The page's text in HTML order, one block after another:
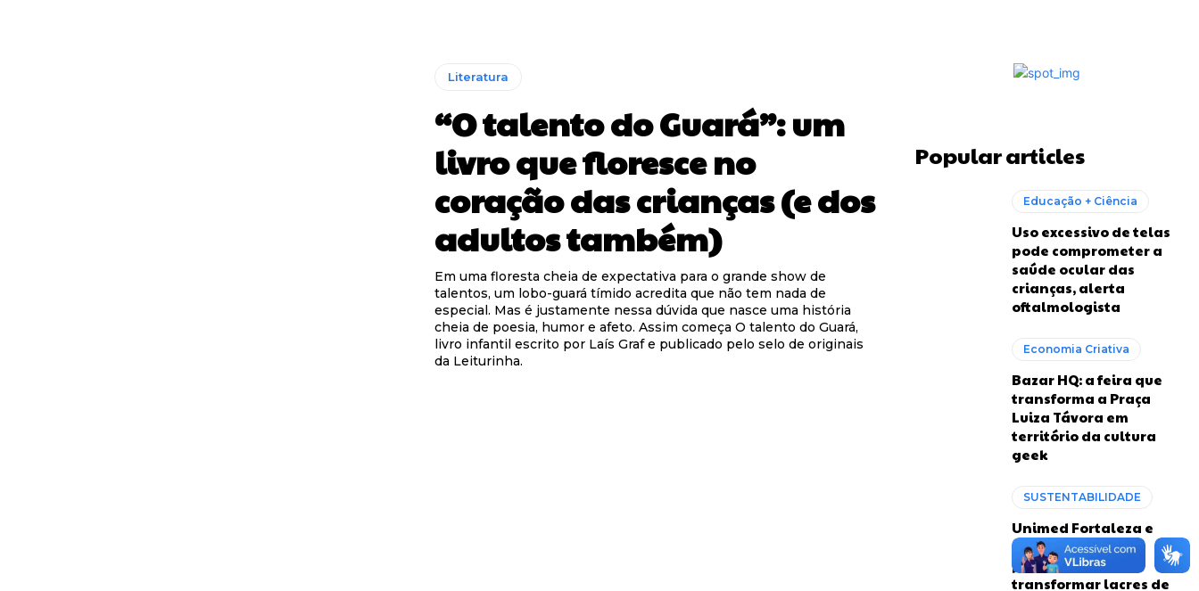
Literatura
“O talento do Guará”: um
livro que floresce no
coração das crianças (e dos
adultos também)
Em uma floresta cheia de expectativa para o grande show de
talentos, um lobo-guará tímido acredita que não tem nada de
especial. Mas é justamente nessa dúvida que nasce uma história
cheia de poesia, humor e afeto. Assim começa O talento do Guará,
livro infantil escrito por Laís Graf e publicado pelo selo de originais
da Leiturinha.
Popular articles
Educação + Ciência
Uso excessivo de telas
pode comprometer a
saúde ocular das
crianças, alerta
oftalmologista
Economia Criativa
Bazar HQ: a feira que
transforma a Praça
Luiza Távora em
território da cultura
geek
SUSTENTABILIDADE
Unimed Fortaleza e
RioMar firmam
parceria para
transformar lacres de